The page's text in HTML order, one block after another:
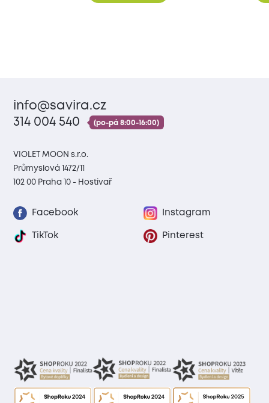
info@savira.cz
314 004 540
(po-pá 8:00-16:00)
VIOLET MOON s.r.o.
Průmyslová 1472/11
102 00 Praha 10 - Hostivař
Facebook Instagram
TikTok Pinterest